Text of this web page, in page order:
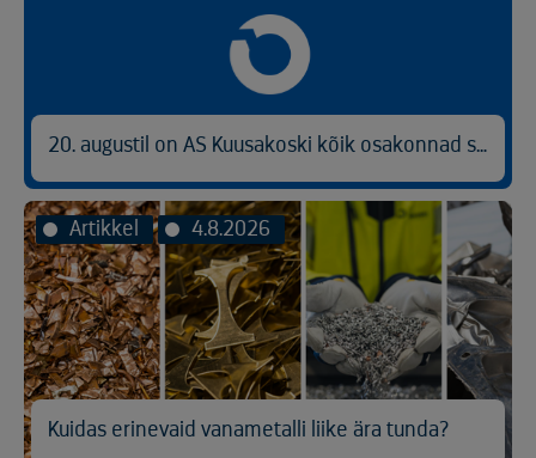
20. augustil on AS Kuusakoski kõik osakonnad suletud
Artikkel 4.8.2026
Kuidas erinevaid vanametalli liike ära tunda?